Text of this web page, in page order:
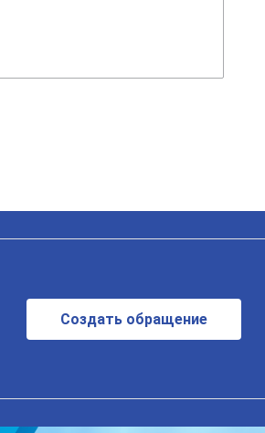
Создать обращение